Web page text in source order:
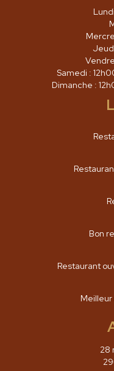
Samedi :
Dimanche :
Bon
Restaurant
28